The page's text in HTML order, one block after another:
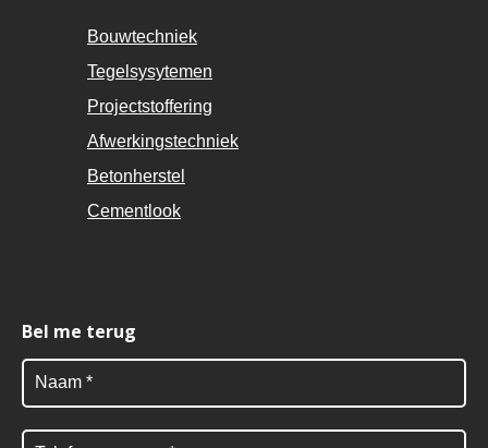
Bouwtechniek
Tegelsysytemen
Projectstoffering
Afwerkingstechniek
Betonherstel
Cementlook
Bel me terug